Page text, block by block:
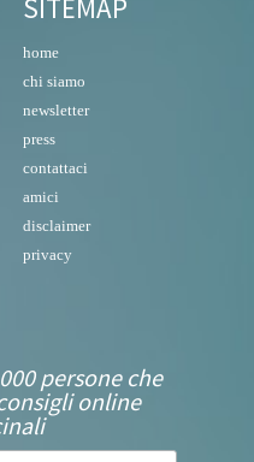
SITEMAP
home
chi siamo
newsletter
press
contattaci
amici
disclaimer
privacy
persone che
online